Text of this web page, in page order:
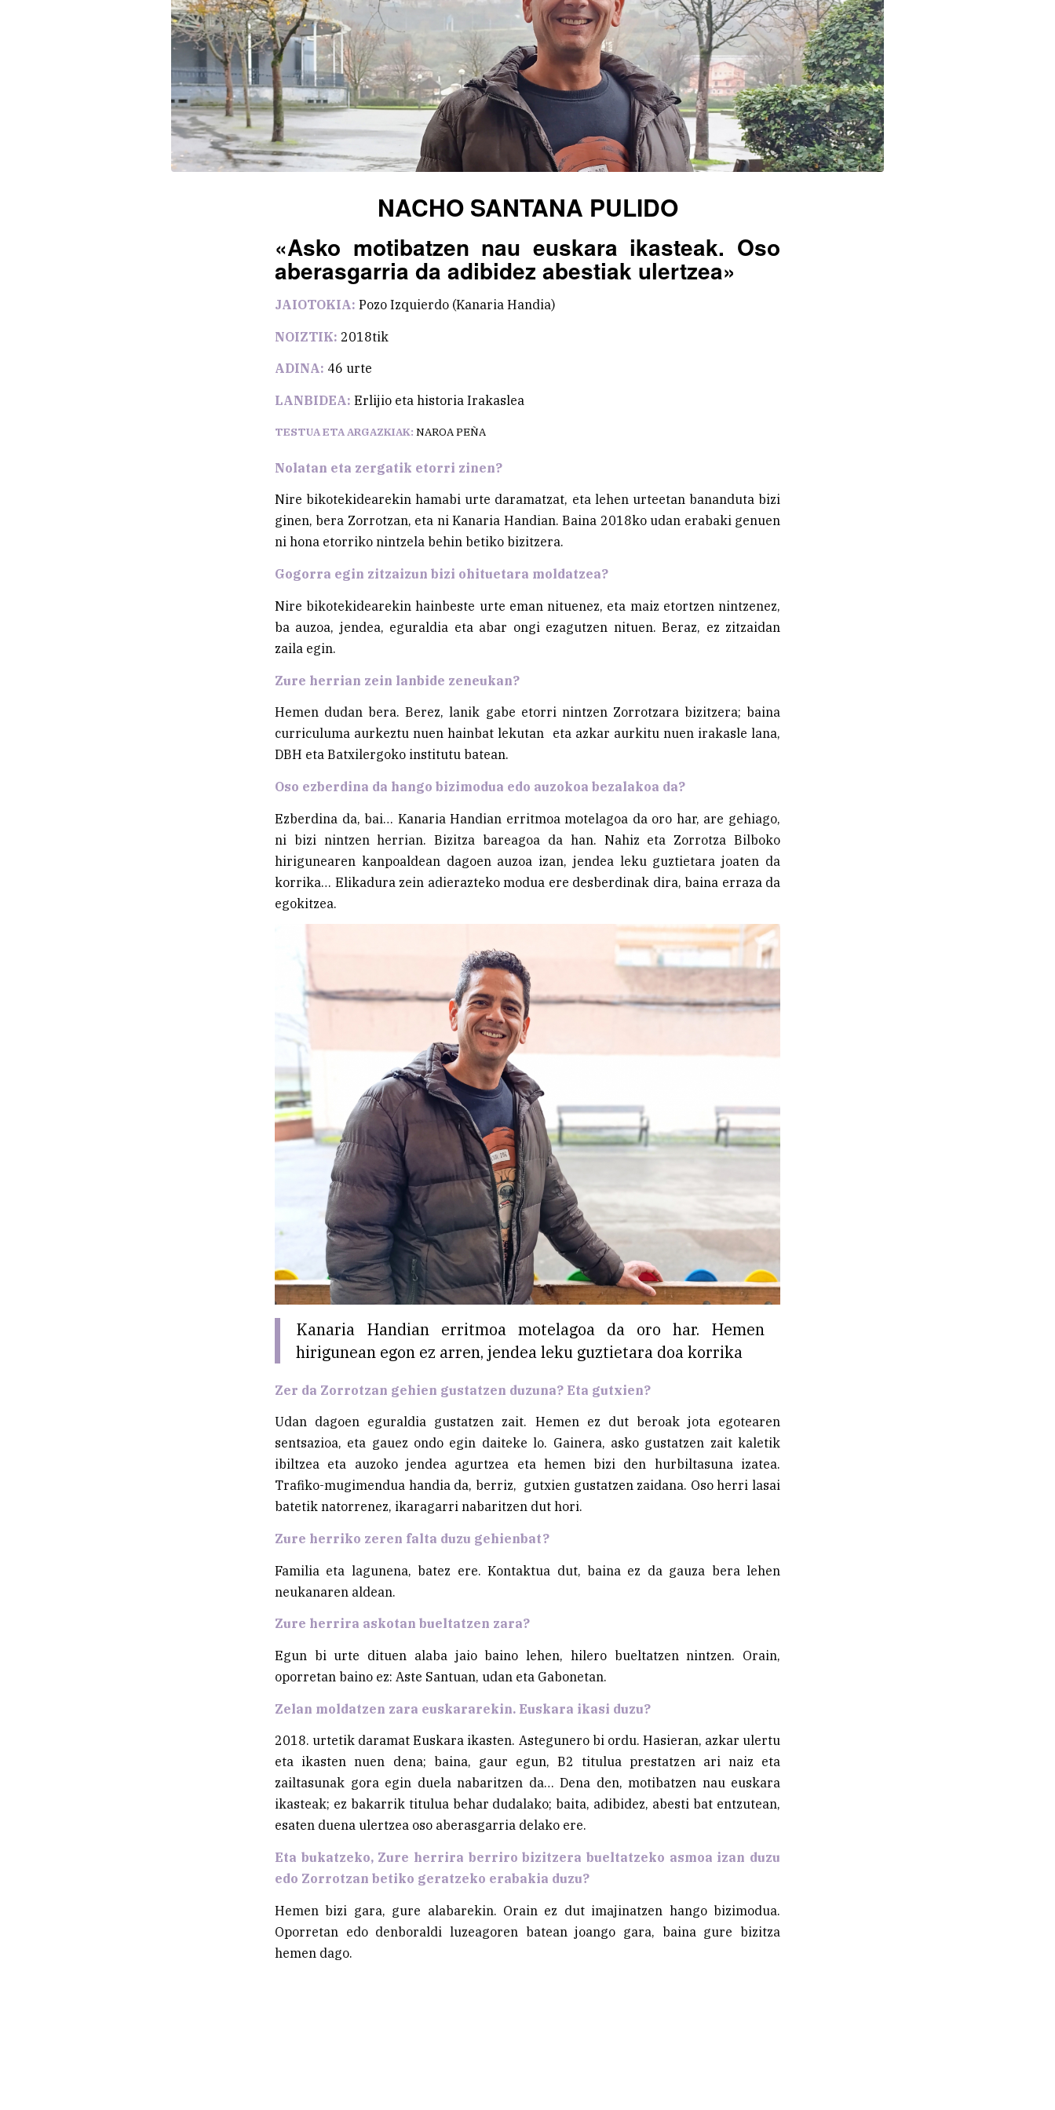
NACHO SANTANA PULIDO
«Asko motibatzen nau euskara ikasteak. Oso
aberasgarria da adibidez abestiak ulertzea»
JAIOTOKIA: Pozo Izquierdo (Kanaria Handia)
NOIZTIK: 2018tik
ADINA: 46 urte
LANBIDEA: Erlijio eta historia Irakaslea
TESTUA ETA ARGAZKIAK: NAROA PEÑA
Nolatan eta zergatik etorri zinen?
Nire bikotekidearekin hamabi urte daramatzat, eta lehen urteetan bananduta bizi
ginen, bera Zorrotzan, eta ni Kanaria Handian. Baina 2018ko udan erabaki genuen
ni hona etorriko nintzela behin betiko bizitzera.
Gogorra egin zitzaizun bizi ohituetara moldatzea?
Nire bikotekidearekin hainbeste urte eman nituenez, eta maiz etortzen nintzenez,
ba auzoa, jendea, eguraldia eta abar ongi ezagutzen nituen. Beraz, ez zitzaidan
zaila egin.
Zure herrian zein lanbide zeneukan?
Hemen dudan bera. Berez, lanik gabe etorri nintzen Zorrotzara bizitzera; baina
curriculuma aurkeztu nuen hainbat lekutan eta azkar aurkitu nuen irakasle lana,
DBH eta Batxilergoko institutu batean.
Oso ezberdina da hango bizimodua edo auzokoa bezalakoa da?
Ezberdina da, bai… Kanaria Handian erritmoa motelagoa da oro har, are gehiago,
ni bizi nintzen herrian. Bizitza bareagoa da han. Nahiz eta Zorrotza Bilboko
hirigunearen kanpoaldean dagoen auzoa izan, jendea leku guztietara joaten da
korrika… Elikadura zein adierazteko modua ere desberdinak dira, baina erraza da
egokitzea.
Kanaria Handian erritmoa motelagoa da oro har. Hemen
hirigunean egon ez arren, jendea leku guztietara doa korrika
Zer da Zorrotzan gehien gustatzen duzuna? Eta gutxien?
Udan dagoen eguraldia gustatzen zait. Hemen ez dut beroak jota egotearen
sentsazioa, eta gauez ondo egin daiteke lo. Gainera, asko gustatzen zait kaletik
ibiltzea eta auzoko jendea agurtzea eta hemen bizi den hurbiltasuna izatea.
Trafiko-mugimendua handia da, berriz, gutxien gustatzen zaidana. Oso herri lasai
batetik natorrenez, ikaragarri nabaritzen dut hori.
Zure herriko zeren falta duzu gehienbat?
Familia eta lagunena, batez ere. Kontaktua dut, baina ez da gauza bera lehen
neukanaren aldean.
Zure herrira askotan bueltatzen zara?
Egun bi urte dituen alaba jaio baino lehen, hilero bueltatzen nintzen. Orain,
oporretan baino ez: Aste Santuan, udan eta Gabonetan.
Zelan moldatzen zara euskararekin. Euskara ikasi duzu?
2018. urtetik daramat Euskara ikasten. Astegunero bi ordu. Hasieran, azkar ulertu
eta ikasten nuen dena; baina, gaur egun, B2 titulua prestatzen ari naiz eta
zailtasunak gora egin duela nabaritzen da… Dena den, motibatzen nau euskara
ikasteak; ez bakarrik titulua behar dudalako; baita, adibidez, abesti bat entzutean,
esaten duena ulertzea oso aberasgarria delako ere.
Eta bukatzeko, Zure herrira berriro bizitzera bueltatzeko asmoa izan duzu
edo Zorrotzan betiko geratzeko erabakia duzu?
Hemen bizi gara, gure alabarekin. Orain ez dut imajinatzen hango bizimodua.
Oporretan edo denboraldi luzeagoren batean joango gara, baina gure bizitza
hemen dago.